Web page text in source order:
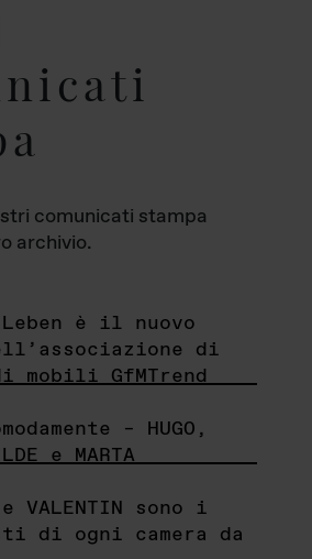
comunicati stampa
archivio.
Leben è il nuovo
di
mobili GfMTrend
– HUGO,
e MARTA
e VALENTIN sono i
di ogni camera da